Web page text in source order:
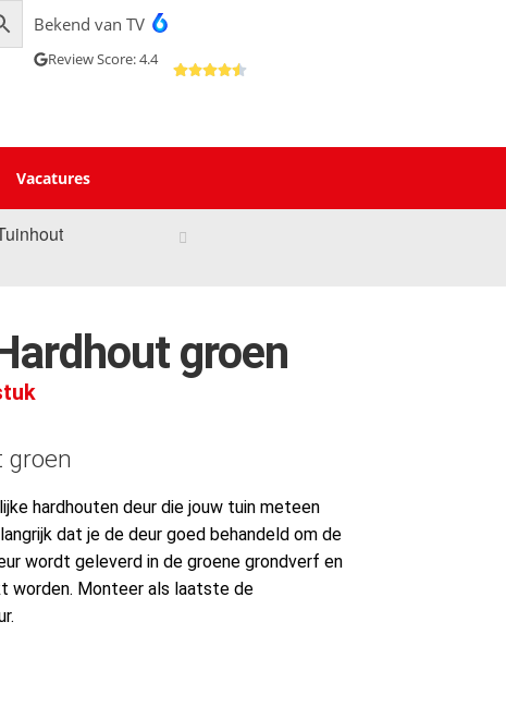
Bekend van TV
Review Score: 4.4
Vacatures
groen
groen
hardhouten deur die jouw tuin meteen
dat je de deur goed behandeld om de
wordt geleverd in de groene grondverf en
worden. Monteer als laatste de